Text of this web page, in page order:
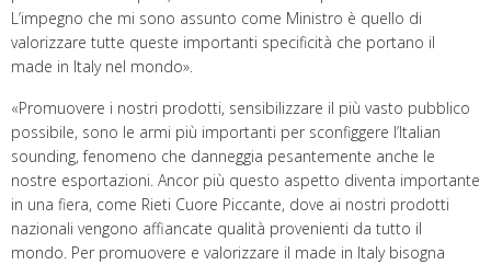
L’impegno che mi sono assunto come Ministro è quello di
valorizzare tutte queste importanti specificità che portano il
made in Italy nel mondo».
«Promuovere i nostri prodotti, sensibilizzare il più vasto pubblico
possibile, sono le armi più importanti per sconfiggere l’Italian
sounding, fenomeno che danneggia pesantemente anche le
nostre esportazioni. Ancor più questo aspetto diventa importante
in una fiera, come Rieti Cuore Piccante, dove ai nostri prodotti
nazionali vengono affiancate qualità provenienti da tutto il
mondo. Per promuovere e valorizzare il made in Italy bisogna